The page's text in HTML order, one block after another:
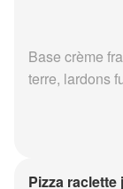
Base crème
terre, lardons
Pizza raclette